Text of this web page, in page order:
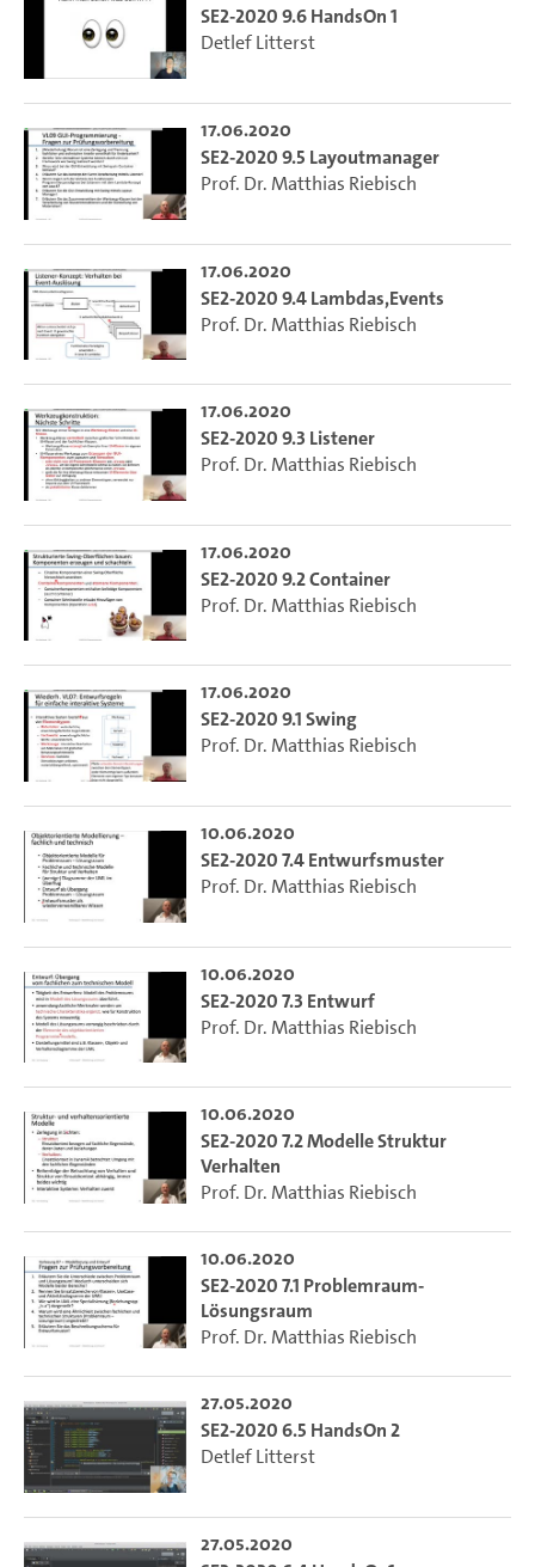
SE2-2020 9.6 HandsOn 1
Detlef Litterst
17.06.2020
SE2-2020 9.5 Layoutmanager
Prof. Dr. Matthias Riebisch
17.06.2020
SE2-2020 9.4 Lambdas,Events
Prof. Dr. Matthias Riebisch
17.06.2020
SE2-2020 9.3 Listener
Prof. Dr. Matthias Riebisch
17.06.2020
SE2-2020 9.2 Container
Prof. Dr. Matthias Riebisch
17.06.2020
SE2-2020 9.1 Swing
Prof. Dr. Matthias Riebisch
10.06.2020
SE2-2020 7.4 Entwurfsmuster
Prof. Dr. Matthias Riebisch
10.06.2020
SE2-2020 7.3 Entwurf
Prof. Dr. Matthias Riebisch
10.06.2020
SE2-2020 7.2 Modelle Struktur
Verhalten
Prof. Dr. Matthias Riebisch
10.06.2020
SE2-2020 7.1 Problemraum-
Lösungsraum
Prof. Dr. Matthias Riebisch
27.05.2020
SE2-2020 6.5 HandsOn 2
Detlef Litterst
27.05.2020